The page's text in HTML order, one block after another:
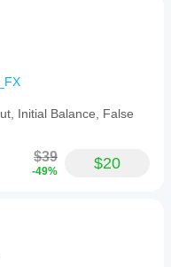
Initial Balance, False
$39
-49% $20